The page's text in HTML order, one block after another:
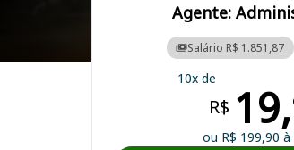
Curso Preparatório para o Concurso Vila Bela da
Agente:
Salário R$ 1.851,87
10x de
R$ 19,
ou R$ 199,90